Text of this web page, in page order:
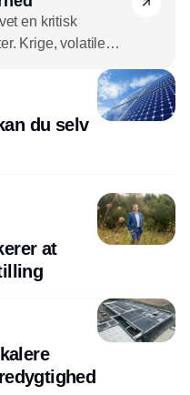
en kritisk
Krige, volatile
en central faktor
og
du selv
at